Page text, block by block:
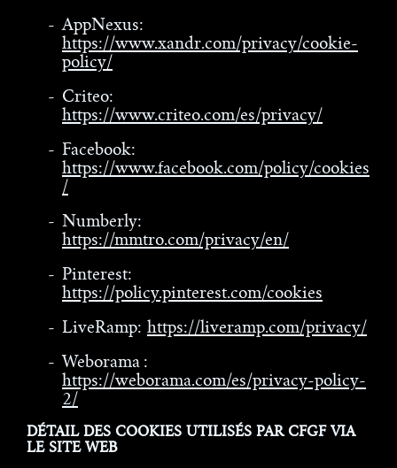
AppNexus:
https://www.xandr.com/privacy/cookie-
policy/
Criteo:
https://www.criteo.com/es/privacy/
Facebook:
https://www.facebook.com/policy/cookies
/
Numberly:
https://mmtro.com/privacy/en/
Pinterest:
https://policy.pinterest.com/cookies
LiveRamp: https://liveramp.com/privacy/
Weborama :
https://weborama.com/es/privacy-policy-
2/
DÉTAIL DES COOKIES UTILISÉS PAR CFGF VIA
LE SITE WEB